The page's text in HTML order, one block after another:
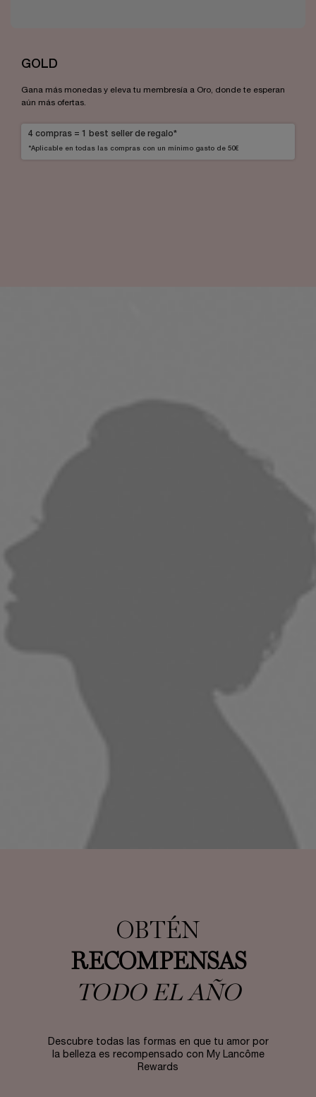
GOLD
Gana más monedas y eleva tu membresía a Oro, donde te esperan
aún más ofertas.
4 compras = 1 best seller de regalo*
*Aplicable en todas las compras con un mínimo gasto de 50€
OBTÉN
RECOMPENSAS
TODO EL AÑO
Descubre todas las formas en que tu amor por
la belleza es recompensado con My Lancôme
Rewards